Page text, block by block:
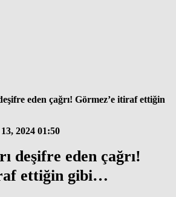
eden çağrı! Görmez’e itiraf ettiğin
2024 01:50
deşifre eden çağrı!
ettiğin gibi…